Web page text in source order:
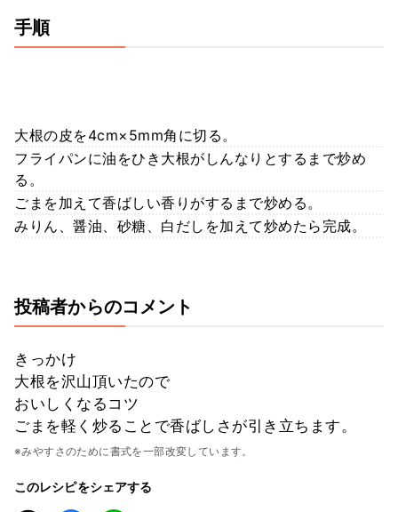
手順
大根の皮を4cm×5mm角に切る。
フライパンに油をひき大根がしんなりとするまで炒め
る。
ごまを加えて香ばしい香りがするまで炒める。
みりん、醤油、砂糖、白だしを加えて炒めたら完成。
投稿者からのコメント
きっかけ
大根を沢山頂いたので
おいしくなるコツ
ごまを軽く炒ることで香ばしさが引き立ちます。
※みやすさのために書式を一部改変しています。
このレシピをシェアする